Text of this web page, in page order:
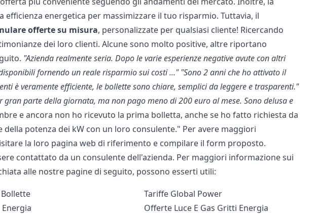
energetica per massimizzare il tuo risparmio. Tuttavia, il
offerte su misura, personalizzate per qualsiasi cliente! Ricercando
dei loro clienti. Alcune sono molto positive, altre riportano
"Azienda realmente seria. Dopo le varie esperienze negative avute con altri
fornendo un reale risparmio sui costi ..." "Sono 2 anni che ho attivato il
è veramente efficiente, le bollette sono chiare, semplici da leggere e trasparenti."
parte della giornata, ma non pago meno di 200 euro al mese. Sono delusa e
e ancora non ho ricevuto la prima bolletta, anche se ho fatto richiesta da
potenza dei kW con un loro consulente." Per avere maggiori
la loro pagina web di riferimento e compilare il form proposto.
contattato da un consulente dell'azienda. Per maggiori informazione sui
alle nostre pagine di seguito, possono esserti utili:
Bollette
Energia
Tariffe Global Power
Offerte Luce E Gas Gritti Energia